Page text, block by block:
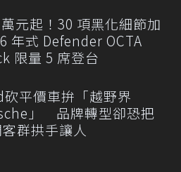
元起！30 項黑化細節加
年式 Defender OCTA
限量 5 席登台
砍平價車拚「越野界
」 品牌轉型卻恐把
群拱手讓人